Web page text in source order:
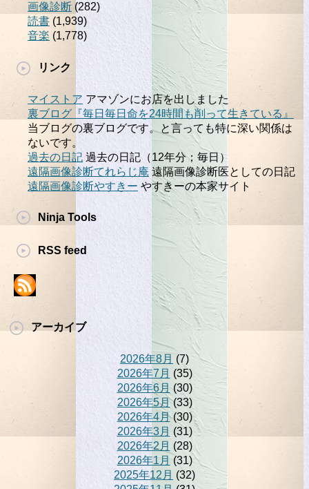
画像診断 (282)
読書 (1,939)
音楽 (1,778)
リンク
マイストア アマゾンにお店を出しました
裏ブログ『毎日毎日命を24時間も削って生きている』
当ブログの裏ブログです。と言っても特に深い関係は
ないです。
過去の日記 過去の日記（12年分；毎日）
遠隔画像診断てれらじ庵 遠隔画像診断医としての日記
遠隔画像診断やすきー やすきーの本家サイト
Ninja Tools
RSS feed
アーカイブ
2026年8月 (7)
2026年7月 (35)
2026年6月 (30)
2026年5月(33)
2026年4月(30)
2026年3月 (31)
2026年2月 (28)
2026年1月 (31)
2025年12月 (32)